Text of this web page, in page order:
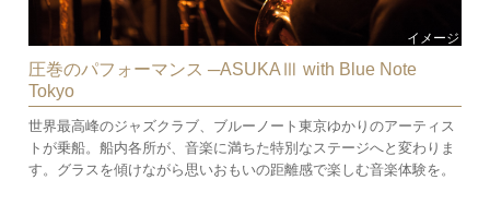
イメージ
圧巻のパフォーマンス ─ASUKAⅢ with Blue Note
Tokyo
世界最高峰のジャズクラブ、ブルーノート東京ゆかりのアーティス
トが乗船。船内各所が、音楽に満ちた特別なステージへと変わりま
す。グラスを傾けながら思いおもいの距離感で楽しむ音楽体験を。